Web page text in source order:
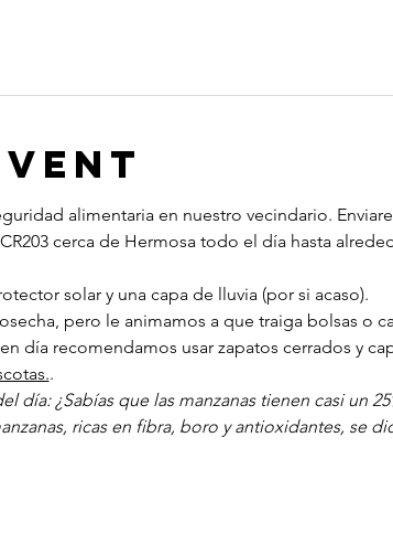
alimentaria en nuestro vecindario.
cerca de Hermosa todo el día hasta
solar y una capa de lluvia (por si acaso).
pero le animamos a que traiga bolsas o
día recomendamos usar zapatos cerrados y
.
¿Sabías que las manzanas tienen casi un
ricas en fibra, boro y antioxidantes, se